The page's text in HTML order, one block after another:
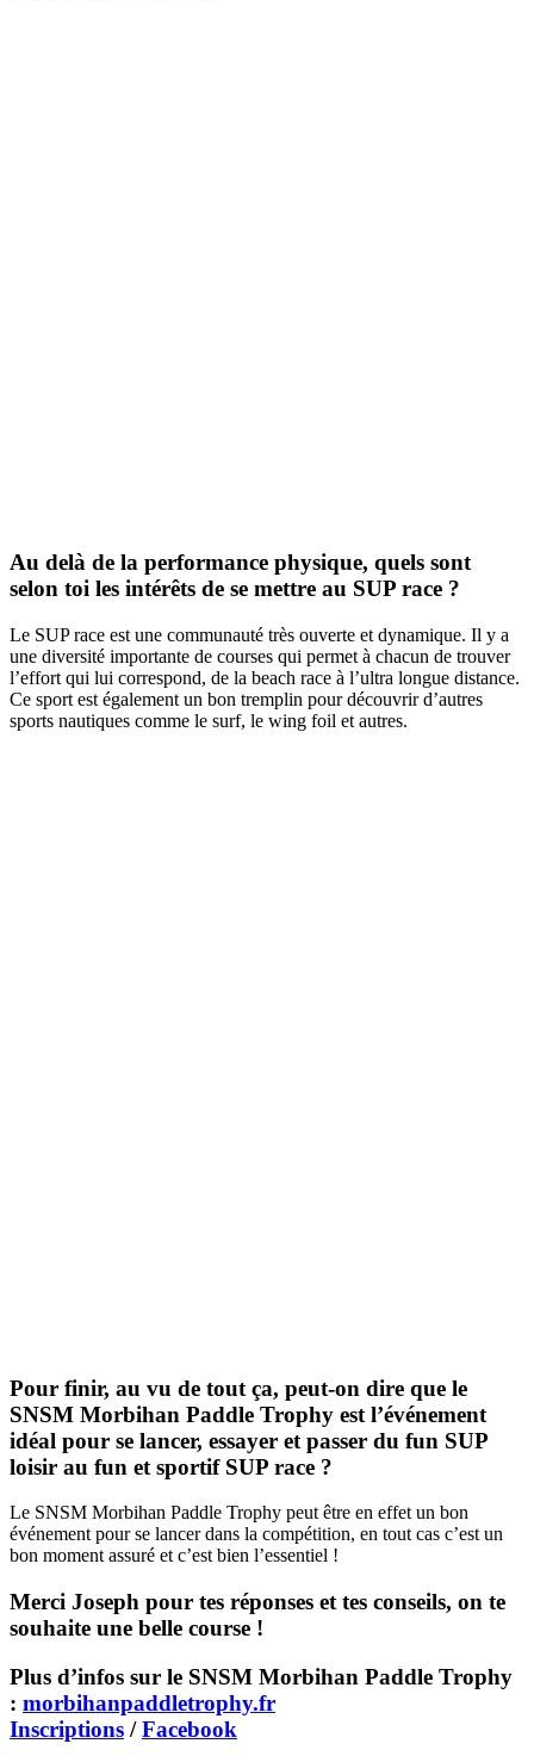
Au delà de la performance physique, quels sont
selon toi les intérêts de se mettre au SUP race ?
Le SUP race est une communauté très ouverte et dynamique. Il y a
une diversité importante de courses qui permet à chacun de trouver
l’effort qui lui correspond, de la beach race à l’ultra longue distance.
Ce sport est également un bon tremplin pour découvrir d’autres
sports nautiques comme le surf, le wing foil et autres.
Pour finir, au vu de tout ça, peut-on dire que le
SNSM Morbihan Paddle Trophy est l’événement
idéal pour se lancer, essayer et passer du fun SUP
loisir au fun et sportif SUP race ?
Le SNSM Morbihan Paddle Trophy peut être en effet un bon
événement pour se lancer dans la compétition, en tout cas c’est un
bon moment assuré et c’est bien l’essentiel !
Merci Joseph pour tes réponses et tes conseils, on te
souhaite une belle course !
Plus d’infos sur le SNSM Morbihan Paddle Trophy
: morbihanpaddletrophy.fr
Inscriptions /Facebook